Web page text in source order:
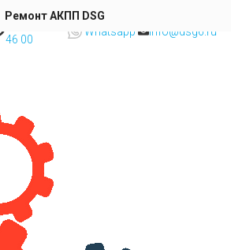
8 (977) 493
46 00
Whatsapp info@dsg6.ru
Ремонт АКПП DSG